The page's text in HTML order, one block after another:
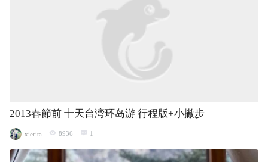
2013春節前 十天台湾环岛游 行程版+小撇步
xierita 8936 1